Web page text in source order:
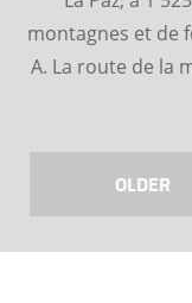
montagnes et de
A. La route de la
OLDER